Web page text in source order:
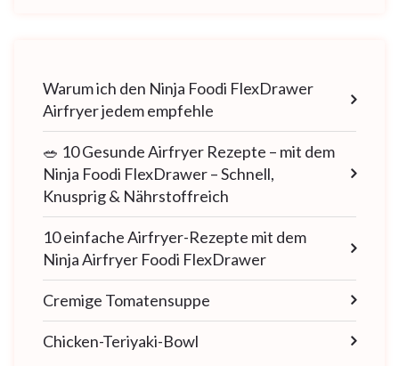
Warum ich den Ninja Foodi FlexDrawer
Airfryer jedem empfehle
🥗 10 Gesunde Airfryer Rezepte – mit dem
Ninja Foodi FlexDrawer – Schnell,
Knusprig & Nährstoffreich
10 einfache Airfryer-Rezepte mit dem
Ninja Airfryer Foodi FlexDrawer
Cremige Tomatensuppe
Chicken-Teriyaki-Bowl